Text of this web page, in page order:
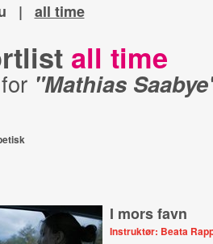
| all time
all time
"Mathias
I mors favn
Instruktør: Beata